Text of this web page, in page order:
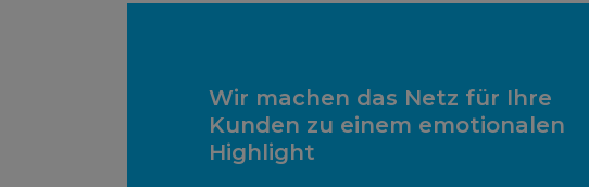
Wir machen das Netz für Ihre
Kunden zu einem emotionalen
Highlight